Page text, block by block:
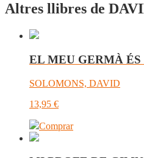
Altres llibres de
EL MEU GERMÀ
SOLOMONS, DAVID
13,95 €
Comprar